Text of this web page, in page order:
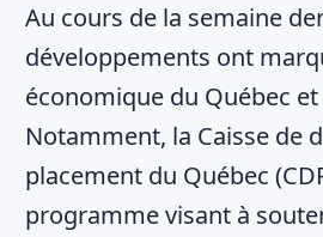
Au cours de la semaine
développements ont
économique du Québec et
Notamment, la Caisse de
placement du Québec
programme visant à